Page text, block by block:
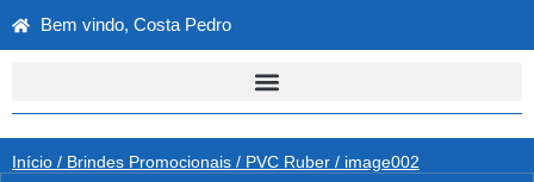
Bem vindo, Costa Pedro
Início / Brindes Promocionais / PVC Ruber / image002